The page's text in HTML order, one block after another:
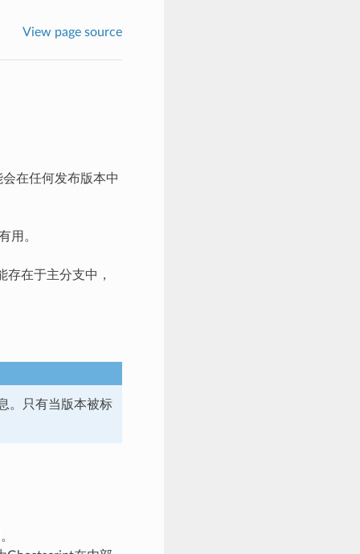
View page source
在任何发布版本中
用。
存在于主分支中，
。只有当版本被标